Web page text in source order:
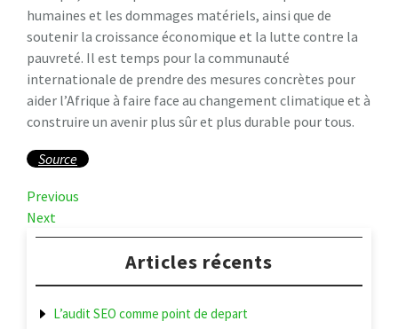
humaines et les dommages matériels, ainsi que de
soutenir la croissance économique et la lutte contre la
pauvreté. Il est temps pour la communauté
internationale de prendre des mesures concrètes pour
aider l’Afrique à faire face au changement climatique et à
construire un avenir plus sûr et plus durable pour tous.
Source
Navigation
de
l’article
Previous
Post
Previous
Next
Post
Next
Articles récents
L’audit SEO comme point de depart